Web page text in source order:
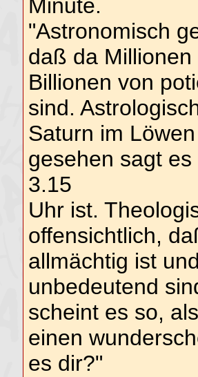
Minute.
"Astronomisch
daß da
Billionen von
sind.
Saturn im
gesehen sagt
3.15
Uhr ist.
offensichtlich,
allmächtig ist
unbedeutend
scheint es so,
einen
es dir?"